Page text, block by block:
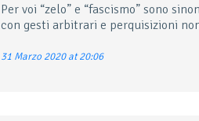
Per voi “zelo” e “fascismo” sono
con gesti arbitrari e perquisizioni
31 Marzo 2020 at 20:06